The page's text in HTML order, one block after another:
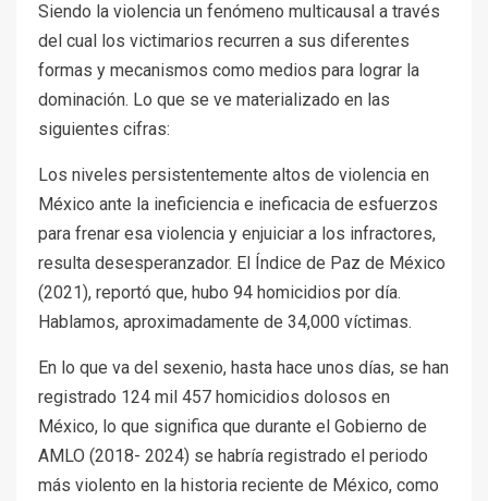
Siendo la violencia un fenómeno multicausal a través
del cual los victimarios recurren a sus diferentes
formas y mecanismos como medios para lograr la
dominación. Lo que se ve materializado en las
siguientes cifras:
Los niveles persistentemente altos de violencia en
México ante la ineficiencia e ineficacia de esfuerzos
para frenar esa violencia y enjuiciar a los infractores,
resulta desesperanzador. El Índice de Paz de México
(2021), reportó que, hubo 94 homicidios por día.
Hablamos, aproximadamente de 34,000 víctimas.
En lo que va del sexenio, hasta hace unos días, se han
registrado 124 mil 457 homicidios dolosos en
México, lo que significa que durante el Gobierno de
AMLO (2018- 2024) se habría registrado el periodo
más violento en la historia reciente de México, como